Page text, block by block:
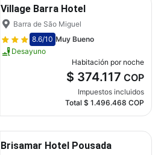
Village Barra Hotel
Barra de São Miguel
8.6/10 Muy Bueno
Desayuno
Habitación por noche
$ 374.117 COP
Impuestos incluidos
Total $ 1.496.468 COP
Brisamar Hotel Pousada